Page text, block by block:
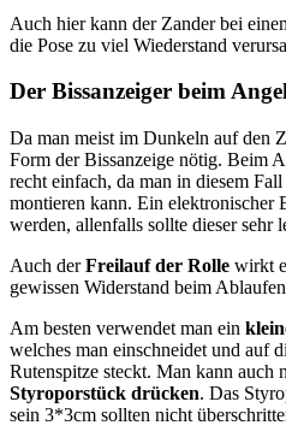
Auch hier kann der Zander bei
die Pose zu viel Wiederstand
Der Bissanzeiger beim
Da man meist im Dunkeln auf den
Form der Bissanzeige nötig. Beim
recht einfach, da man in diesem Fall
montieren kann. Ein elektronischer
werden, allenfalls sollte dieser sehr
Auch derFreilauf der Rolle wirkt
gewissen Widerstand beim
Am besten verwendet man ein
welches man einschneidet und auf
Rutenspitze steckt. Man kann auch
Styroporstück drücken. Das
sein 3*3cm sollten nicht